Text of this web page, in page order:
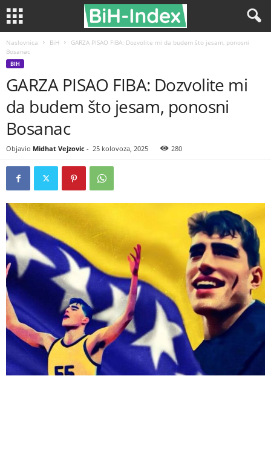
Naslovnica BiH
GARZA PISAO FIBA: Dozvolite mi da budem što jesam, ponosni
Bosanac
BIH
GARZA PISAO FIBA: Dozvolite mi
da budem što jesam, ponosni
Bosanac
Objavio Midhat Vejzovic - 25 kolovoza, 2025 280